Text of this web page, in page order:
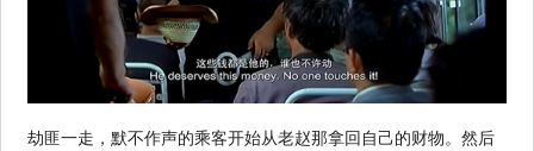
劫匪一走，默不作声的乘客开始从老赵那拿回自己的财物。然后